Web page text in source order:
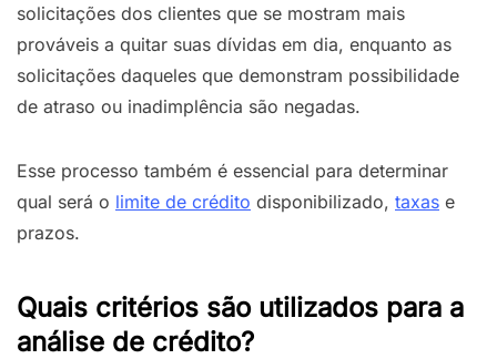
solicitações dos clientes que se mostram mais
prováveis a quitar suas dívidas em dia, enquanto as
solicitações daqueles que demonstram possibilidade
de atraso ou inadimplência são negadas.
Esse processo também é essencial para determinar
qual será o limite de crédito disponibilizado, taxas e
prazos.
Quais critérios são utilizados para a
análise de crédito?